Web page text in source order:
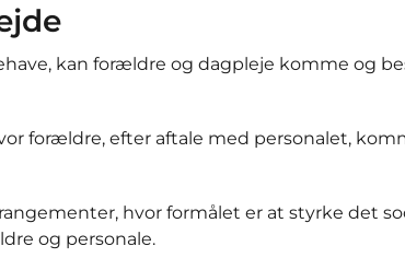
kan forældre og dagpleje komme og
forældre, efter aftale med personalet,
hvor formålet er at styrke det
og personale.